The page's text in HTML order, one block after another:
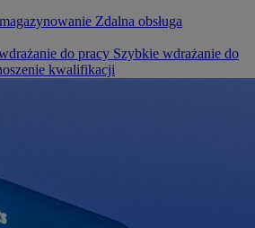
Zdalna obsługa
do pracy Szybkie wdrażanie do
kwalifikacji